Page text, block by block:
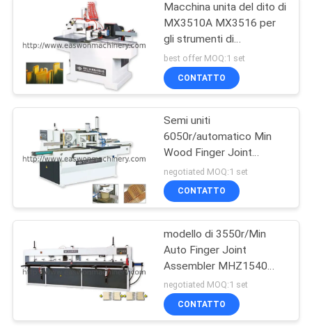
Macchina
d'insabbiamento di
falegnameria
17
Macchina del tornio
di falegnameria
Macchina unita del dito di
MX3510A MX3516 per
gli strumenti di
falegnameria di iso, di
legno e le attrezzature
best offer MOQ:1 set
CONTATTO
Semi uniti
6050r/automatico Min
Wood Finger Joint
Machine della limatrice
del dito di MXB3515A
negotiated MOQ:1 set
CONTATTO
modello di 3550r/Min
Auto Finger Joint
Assembler MHZ1540
MHZ1560
negotiated MOQ:1 set
CONTATTO